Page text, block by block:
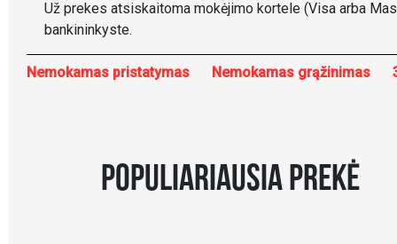
Už prekes atsiskaitoma mokėjimo kortele (Visa arba
bankininkyste.
Nemokamas pristatymas Nemokamas grąžinimas
POPULIARIAUSIA PREKĖ